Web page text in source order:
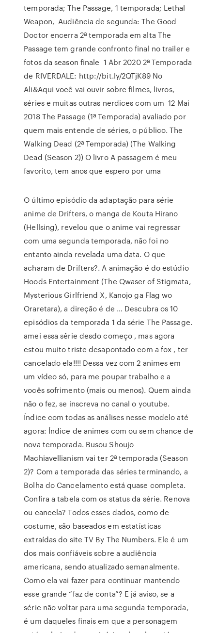
temporada; The Passage, 1 temporada; Lethal
Weapon, Audiência de segunda: The Good
Doctor encerra 2ª temporada em alta The
Passage tem grande confronto final no trailer e
fotos da season finale 1 Abr 2020 2ª Temporada
de RIVERDALE: http://bit.ly/2QTjK89 No
Ali&Aqui você vai ouvir sobre filmes, livros,
séries e muitas outras nerdices com um 12 Mai
2018 The Passage (1ª Temporada) avaliado por
quem mais entende de séries, o público. The
Walking Dead (2ª Temporada) (The Walking
Dead (Season 2)) O livro A passagem é meu
favorito, tem anos que espero por uma
O último episódio da adaptação para série
anime de Drifters, o manga de Kouta Hirano
(Hellsing), revelou que o anime vai regressar
com uma segunda temporada, não foi no
entanto ainda revelada uma data. O que
acharam de Drifters?. A animação é do estúdio
Hoods Entertainment (The Qwaser of Stigmata,
Mysterious Girlfriend X, Kanojo ga Flag wo
Oraretara), a direção é de … Descubra os 10
episódios da temporada 1 da série The Passage.
amei essa sêrie desdo começo , mas agora
estou muito triste desapontado com a fox , ter
cancelado ela!!!! Dessa vez com 2 animes em
um vídeo só, para me poupar trabalho e a
vocês sofrimento (mais ou menos). Quem ainda
não o fez, se inscreva no canal o youtube.
Índice com todas as análises nesse modelo até
agora: Índice de animes com ou sem chance de
nova temporada. Busou Shoujo
Machiavellianism vai ter 2ª temporada (Season
2)? Com a temporada das séries terminando, a
Bolha do Cancelamento está quase completa.
Confira a tabela com os status da série. Renova
ou cancela? Todos esses dados, como de
costume, são baseados em estatísticas
extraídas do site TV By The Numbers. Ele é um
dos mais confiáveis sobre a audiência
americana, sendo atualizado semanalmente.
Como ela vai fazer para continuar mantendo
esse grande “faz de conta”? E já aviso, se a
série não voltar para uma segunda temporada,
é um daqueles finais em que a personagem